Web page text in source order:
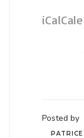
iCal
Posted by
PATRICE